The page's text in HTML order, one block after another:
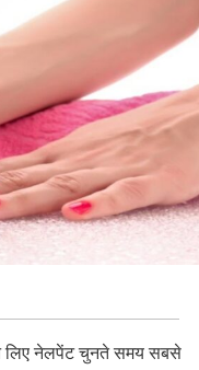
लिए नेलपेंट चुनते समय सबसे